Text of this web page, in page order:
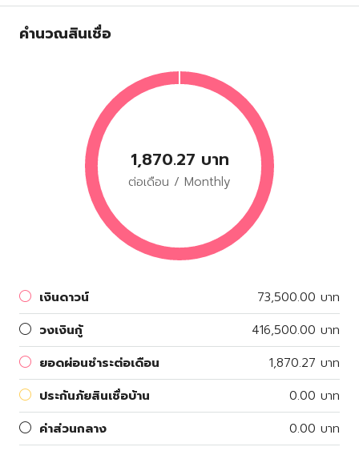
คำนวณสินเชื่อ
1,870.27 บาท
ต่อเดือน / Monthly
เงินดาวน์
73,500.00 บาท
วงเงินกู้
416,500.00 บาท
ยอดผ่อนชำระต่อเดือน
1,870.27 บาท
ประกันภัยสินเชื่อบ้าน
0.00 บาท
ค่าส่วนกลาง
0.00 บาท